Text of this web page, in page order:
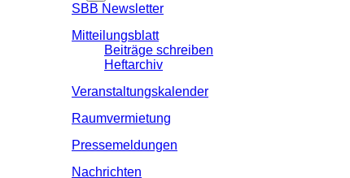
SBB Newsletter
Mitteilungsblatt
Beiträge schreiben
Heftarchiv
Veranstaltungskalender
Raumvermietung
Pressemeldungen
Nachrichten